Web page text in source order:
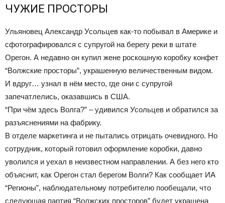
ЧУЖИЕ ПРОСТОРЫ
Ульяновец Александр Усольцев как-то побывал в Америке и
сфотографировался с супругой на берегу реки в штате
Орегон. А недавно он купил жене роскошную коробку конфет
“Волжские просторы”, украшенную величественным видом.
И вдруг… узнал в нём место, где они с супругой
запечатлелись, оказавшись в США.
“При чём здесь Волга?” – удивился Усольцев и обратился за
разъяснениями на фабрику.
В отделе маркетинга и не пытались отрицать очевидного. Но
сотрудник, который готовил оформление коробки, давно
уволился и уехал в неизвестном направлении. А без него кто
объяснит, как Орегон стал берегом Волги? Как сообщает ИА
“Регионы”, наблюдательному потребителю пообещали, что
следующая партия “Волжских просторов” будет украшена